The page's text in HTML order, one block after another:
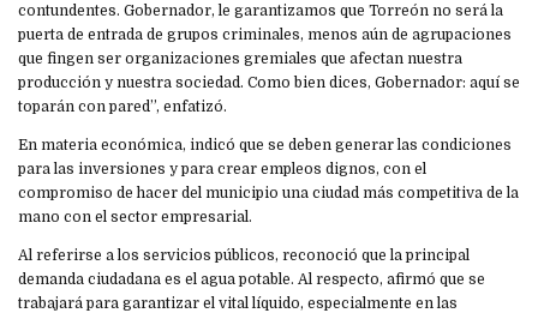
contundentes. Gobernador, le garantizamos que Torreón no será la
puerta de entrada de grupos criminales, menos aún de agrupaciones
que fingen ser organizaciones gremiales que afectan nuestra
producción y nuestra sociedad. Como bien dices, Gobernador: aquí se
toparán con pared”, enfatizó.
En materia económica, indicó que se deben generar las condiciones
para las inversiones y para crear empleos dignos, con el
compromiso de hacer del municipio una ciudad más competitiva de la
mano con el sector empresarial.
Al referirse a los servicios públicos, reconoció que la principal
demanda ciudadana es el agua potable. Al respecto, afirmó que se
trabajará para garantizar el vital líquido, especialmente en las